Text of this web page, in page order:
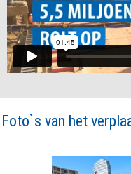
Foto`s van het